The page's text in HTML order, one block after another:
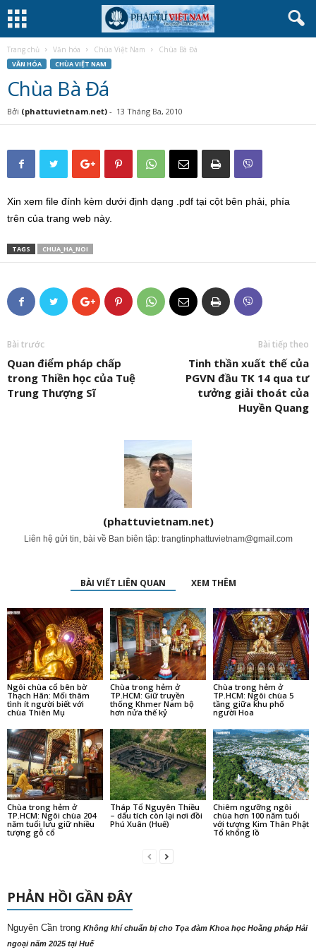
Trang chủ Văn hóa Chùa Việt Nam Chùa Bà Đá
VĂN HÓA CHÙA VIỆT NAM
Chùa Bà Đá
Bởi (phattuvietnam.net) - 13 Tháng Ba, 2010
Xin xem file đính kèm dưới định dạng .pdf tại cột bên phải, phía
trên của trang web này.
TAGS CHUA_HA_NOI
Bài trước
Quan điểm pháp chấp
trong Thiền học của Tuệ
Trung Thượng Sĩ
Bài tiếp theo
Tinh thần xuất thế của
PGVN đầu TK 14 qua tư
tưởng giải thoát của
Huyền Quang
(phattuvietnam.net)
Liên hệ gửi tin, bài về Ban biên tập: trangtinphattuvietnam@gmail.com
BÀI VIẾT LIÊN QUAN XEM THÊM
Ngôi chùa cổ bên bờ
Thạch Hãn: Mối thâm
tình ít người biết với
chùa Thiên Mụ
Chùa trong hẻm ở
TP.HCM: Giữ truyền
thống Khmer Nam bộ
hơn nửa thế kỷ
Chùa trong hẻm ở
TP.HCM: Ngôi chùa 5
tầng giữa khu phố
người Hoa
Chùa trong hẻm ở
TP.HCM: Ngôi chùa 204
năm tuổi lưu giữ nhiều
tượng gỗ cổ
Tháp Tổ Nguyên Thiều
– dấu tích còn lại nơi đồi
Phú Xuân (Huế)
Chiêm ngưỡng ngôi
chùa hơn 100 năm tuổi
với tượng Kim Thân Phật
Tổ khổng lồ
PHẢN HỒI GẦN ĐÂY
Nguyên Cần trong Không khí chuẩn bị cho Tọa đàm Khoa học Hoằng pháp Hải
ngoại năm 2025 tại Huế